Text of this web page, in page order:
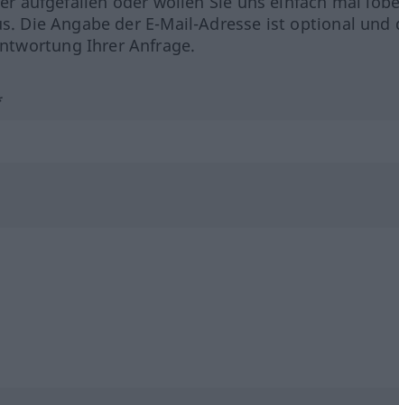
Die Angabe der E-Mail-Adresse ist optional und
Ihrer Anfrage.